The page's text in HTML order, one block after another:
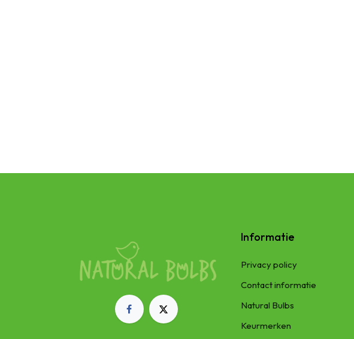
Informatie
Privacy policy
Contact informatie
Natural Bulbs
Keurmerken